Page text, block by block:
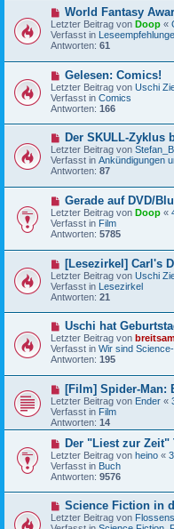
e
i
t
r
g
N
e
u
e
r
B
e
i
t
r
g
World Fantasy
Letzter Beitrag von Doop «
Verfasst in
Antworten: 61
N
e
u
e
r
B
i
t
r
g
Gelesen: Comics!
Letzter Beitrag von Uschi
Verfasst in Comics
Antworten: 166
N
e
u
e
B
e
i
t
r
g
Der SKULL-Zyklus
Letzter Beitrag von
Verfasst in Ankündigungen
Antworten: 87
N
e
u
e
r
B
e
i
t
r
g
Gerade auf DVD/
Letzter Beitrag von Doop «
Verfasst in Film
Antworten: 5785
N
e
u
e
r
B
e
i
t
r
g
[Lesezirkel] Carl's
Letzter Beitrag von Uschi
Verfasst in Lesezirkel
Antworten: 21
N
e
u
e
r
B
e
i
t
r
a
g
Uschi hat
Letzter Beitrag von
Verfasst in Wir sind
Antworten: 195
N
e
u
e
r
B
e
i
t
r
a
g
[Film] Spider-Man:
Letzter Beitrag von Ender «
Verfasst in Film
Antworten: 14
N
e
u
e
r
B
e
i
t
Der "Liest zur Zeit"
Letzter Beitrag von heino «
Verfasst in Buch
Antworten: 9576
N
e
u
Science Fiction in
Letzter Beitrag von